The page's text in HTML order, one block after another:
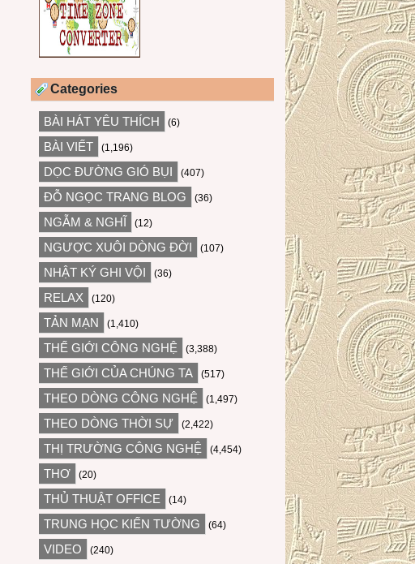
Categories
BÀI HÁT YÊU THÍCH (6)
BÀI VIẾT (1,196)
DỌC ĐƯỜNG GIÓ BỤI (407)
ĐỖ NGỌC TRANG BLOG (36)
NGẪM & NGHĨ (12)
NGƯỢC XUÔI DÒNG ĐỜI (107)
NHẬT KÝ GHI VỘI (36)
RELAX (120)
TẢN MẠN (1,410)
THẾ GIỚI CÔNG NGHỆ (3,388)
THẾ GIỚI CỦA CHÚNG TA (517)
THEO DÒNG CÔNG NGHỆ (1,497)
THEO DÒNG THỜI SỰ (2,422)
THỊ TRƯỜNG CÔNG NGHỆ (4,454)
THƠ (20)
THỦ THUẬT OFFICE (14)
TRUNG HỌC KIẾN TƯỜNG (64)
VIDEO (240)